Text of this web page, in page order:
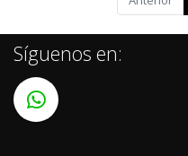
Síguenos en: